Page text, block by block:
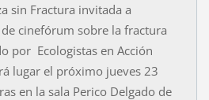
sin Fractura invitada a
cinefórum sobre la fractura
por Ecologistas en Acción
lugar el próximo jueves 23
en la sala Perico Delgado de